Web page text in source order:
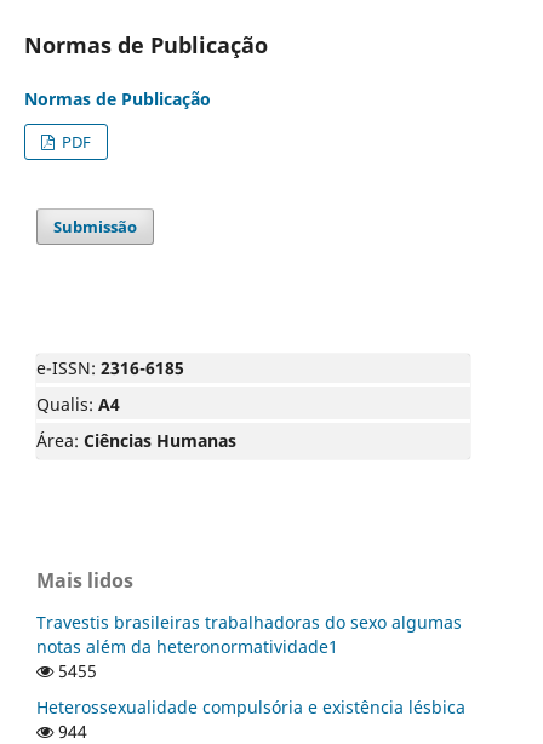
Normas de Publicação
Normas de Publicação
PDF
Submissão
e-ISSN: 2316-6185
Qualis: A4
Área: Ciências Humanas
Mais lidos
Travestis brasileiras trabalhadoras do sexo algumas
notas além da heteronormatividade1
5455
Heterossexualidade compulsória e existência lésbica
944